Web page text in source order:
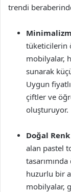
trendi
tüketicilerin
mobilyalar,
sunarak
Uygun
çiftler ve
oluşturuyor.
Doğal
alan pastel
tasarımında
huzurlu bir
mobilyalar,